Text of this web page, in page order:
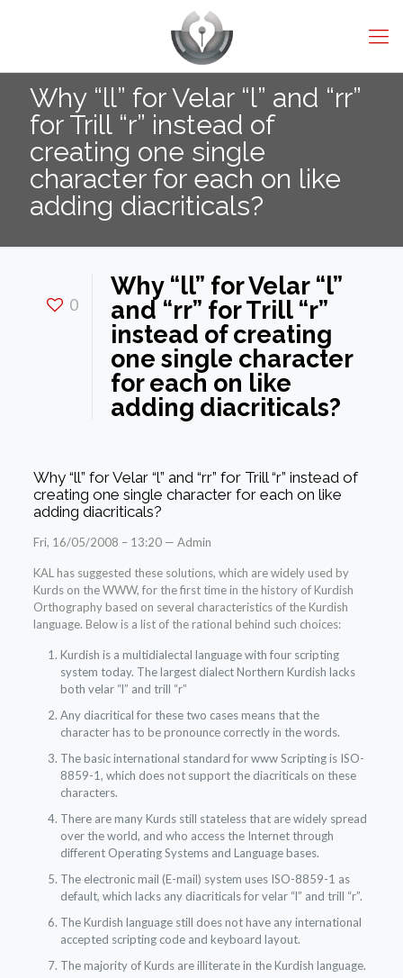
Why “ll” for Velar “l” and “rr”
for Trill “r” instead of
creating one single
character for each on like
adding diacriticals?
0
Why “ll” for Velar “l”
and “rr” for Trill “r”
instead of creating
one single character
for each on like
adding diacriticals?
Why “ll” for Velar “l” and “rr” for Trill “r” instead of
creating one single character for each on like
adding diacriticals?
Fri, 16/05/2008 – 13:20 — Admin
KAL has suggested these solutions, which are widely used by
Kurds on the WWW, for the first time in the history of Kurdish
Orthography based on several characteristics of the Kurdish
language. Below is a list of the rational behind such choices:
Kurdish is a multidialectal language with four scripting
system today. The largest dialect Northern Kurdish lacks
both velar “l” and trill “r”
Any diacritical for these two cases means that the
character has to be pronounce correctly in the words.
The basic international standard for www Scripting is ISO-
8859-1, which does not support the diacriticals on these
characters.
There are many Kurds still stateless that are widely spread
over the world, and who access the Internet through
different Operating Systems and Language bases.
The electronic mail (E-mail) system uses ISO-8859-1 as
default, which lacks any diacriticals for velar “l” and trill “r”.
The Kurdish language still does not have any international
accepted scripting code and keyboard layout.
The majority of Kurds are illiterate in the Kurdish language.